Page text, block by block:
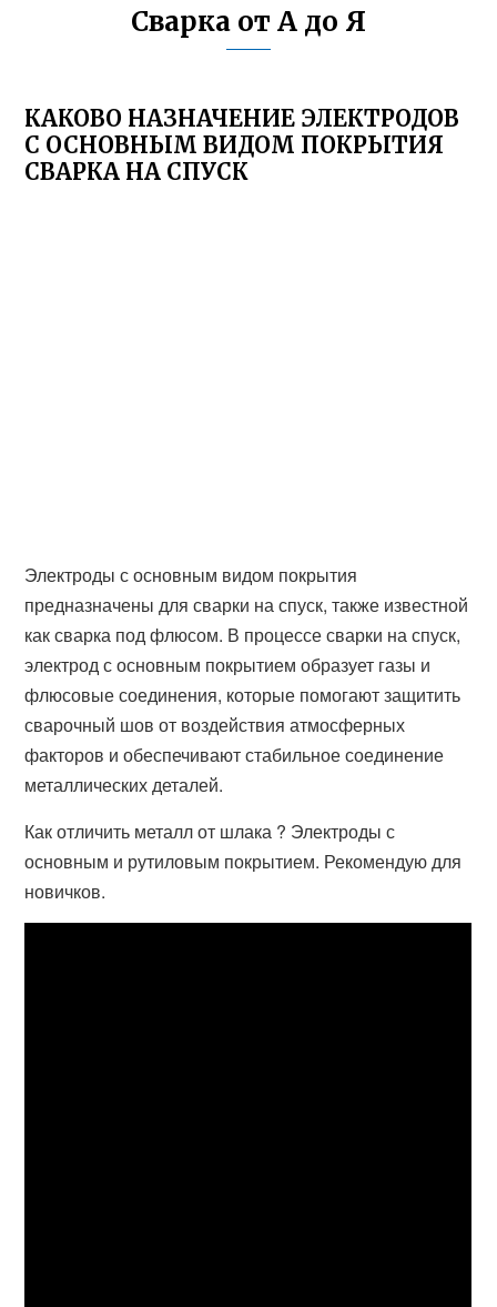
Сварка от А до Я
КАКОВО НАЗНАЧЕНИЕ ЭЛЕКТРОДОВ
С ОСНОВНЫМ ВИДОМ ПОКРЫТИЯ
СВАРКА НА СПУСК
Электроды с основным видом покрытия
предназначены для сварки на спуск, также известной
как сварка под флюсом. В процессе сварки на спуск,
электрод с основным покрытием образует газы и
флюсовые соединения, которые помогают защитить
сварочный шов от воздействия атмосферных
факторов и обеспечивают стабильное соединение
металлических деталей.
Как отличить металл от шлака ? Электроды с
основным и рутиловым покрытием. Рекомендую для
новичков.